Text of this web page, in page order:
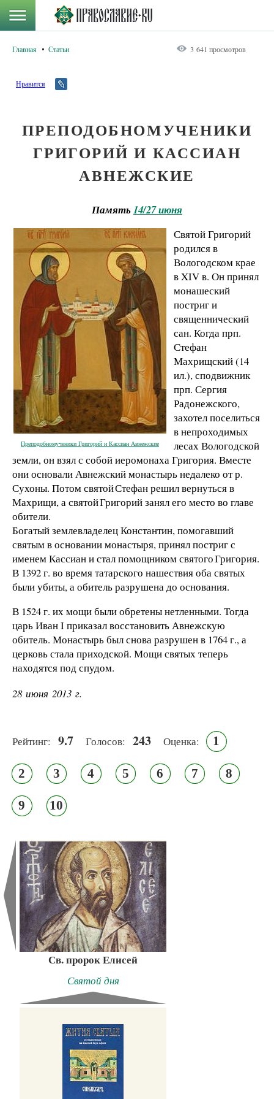
Главная Статьи 3 641 просмотров
Нравится
ПРЕПОДОБНОМУЧЕНИКИ
ГРИГОРИЙ И КАССИАН
АВНЕЖСКИЕ
Память14/27 июня
Преподобномученики Григорий и Кассиан Авнежские
Святой Григорий
родился в
Вологодском крае
в XIV в. Он принял
монашеский
постриг и
священнический
сан. Когда прп.
Стефан
Махрищский (14
ил.), сподвижник
прп. Сергия
Радонежского,
захотел поселиться
в непроходимых
лесах Вологодской
земли, он взял с собой иеромонаха Григория. Вместе
они основали Авнежский монастырь недалеко от р.
Сухоны. Потом святой Стефан решил вернуться в
Махрищи, а святой Григорий занял его место во главе
обители.
Богатый землевладелец Константин, помогавший
святым в основании монастыря, принял постриг с
именем Кассиан и стал помощником святого Григория.
В 1392 г. во время татарского нашествия оба святых
были убиты, а обитель разрушена до основания.
В 1524 г. их мощи были обретены нетленными. Тогда
царь Иван I приказал восстановить Авнежскую
обитель. Монастырь был снова разрушен в 1764 г., а
церковь стала приходской. Мощи святых теперь
находятся под спудом.
28 июня 2013 г.
Рейтинг: 9.7 Голосов: 243 Оценка: 1
2 3 4 5 6 7 8
9 10
Св. пророк Елисей
Святой дня